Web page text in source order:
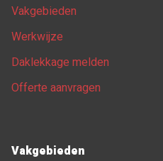
Vakgebieden
Werkwijze
Daklekkage melden
Offerte aanvragen
Vakgebieden